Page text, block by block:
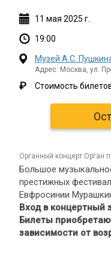
11 мая 2025 г.
19:00
Музей А.С.
Адрес: Москва, ул.
₽ Стоимость
органный концерт
Большое
престижных
Евфросинии
Вход в концертный
Билеты
зависимости от